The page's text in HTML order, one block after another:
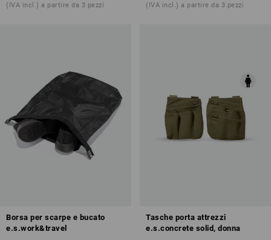
(IVA incl.) a partire da 3 pezzi (IVA incl.) a partire da 3 pezzi
Borsa per scarpe e bucato
e.s.work&travel
Tasche porta attrezzi
e.s.concrete solid, donna